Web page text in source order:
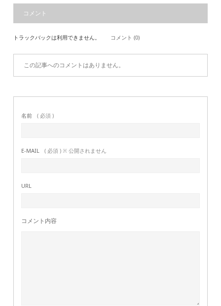
コメント
トラックバックは利用できません。 コメント (0)
この記事へのコメントはありません。
名前 ( 必須 )
E-MAIL ( 必須 ) ※ 公開されません
URL
コメント内容